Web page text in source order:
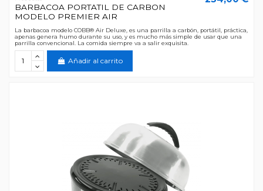
BARBACOA PORTATIL DE CARBON
MODELO PREMIER AIR
La barbacoa modelo COBB® Air Deluxe, es una parrilla a carbón, portátil, práctica,
apenas genera humo durante su uso, y es mucho más simple de usar que una
parrilla convencional. La comida siempre va a salir exquisita.
Añadir al carrito